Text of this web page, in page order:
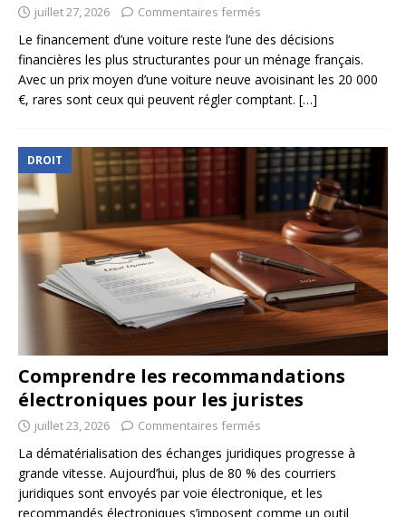
juillet 27, 2026 Commentaires fermés
Le financement d’une voiture reste l’une des décisions
financières les plus structurantes pour un ménage français.
Avec un prix moyen d’une voiture neuve avoisinant les 20 000
€, rares sont ceux qui peuvent régler comptant. […]
DROIT
Comprendre les recommandations
électroniques pour les juristes
juillet 23, 2026 Commentaires fermés
La dématérialisation des échanges juridiques progresse à
grande vitesse. Aujourd’hui, plus de 80 % des courriers
juridiques sont envoyés par voie électronique, et les
recommandés électroniques s’imposent comme un outil